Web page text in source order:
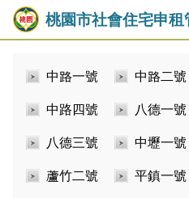
桃園市社會住宅申租
中路一號 中路二號
中路四號 八德一號
八德三號 中壢一號
蘆竹二號 平鎮一號